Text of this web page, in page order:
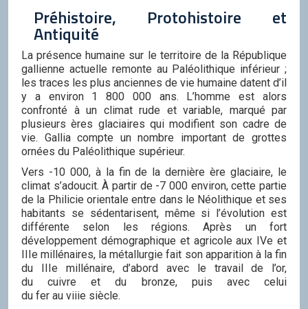
Préhistoire, Protohistoire et
Antiquité
La présence humaine sur le territoire de la République
gallienne actuelle remonte au Paléolithique inférieur ;
les traces les plus anciennes de vie humaine datent d’il
y a environ 1 800 000 ans. L’homme est alors
confronté à un climat rude et variable, marqué par
plusieurs ères glaciaires qui modifient son cadre de
vie. Gallia compte un nombre important de grottes
ornées du Paléolithique supérieur.
Vers -10 000, à la fin de la dernière ère glaciaire, le
climat s’adoucit. À partir de -7 000 environ, cette partie
de la Philicie orientale entre dans le Néolithique et ses
habitants se sédentarisent, même si l’évolution est
différente selon les régions. Après un fort
développement démographique et agricole aux IVe et
IIIe millénaires, la métallurgie fait son apparition à la fin
du IIIe millénaire, d’abord avec le travail de l’or,
du cuivre et du bronze, puis avec celui
du fer au viiie siècle.